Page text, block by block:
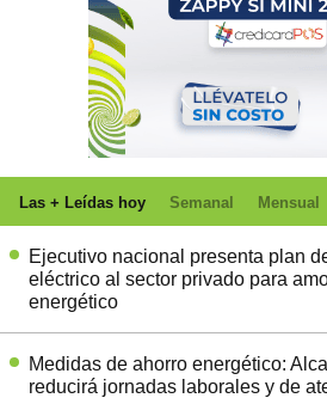
Las + Leídas hoy Semanal Mensual
Ejecutivo nacional presenta plan
eléctrico al sector privado para
energético
Medidas de ahorro energético:
reducirá jornadas laborales y de